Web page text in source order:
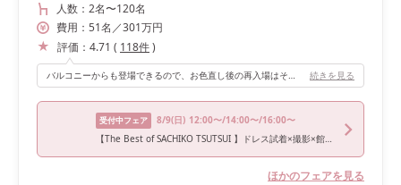
人数： 2名〜120名
費用： 51名 ／301万円
評価： 4.71 ( 118件)
バルコニーからも登場できるので、お色直し後の再入場はそこから登場しました！ ドレス当てクイズにサイリウムを使用したため、カラフルにキラキラ輝く中登場できた瞬間は一生忘れません。 続きを見る
受付中フェア 8/9(日) 12:00〜/14:00〜/16:00〜
【The Best of SACHIKO TSUTSUI 】ドレス試着×撮影×館内見学
ほかのフェアを見る